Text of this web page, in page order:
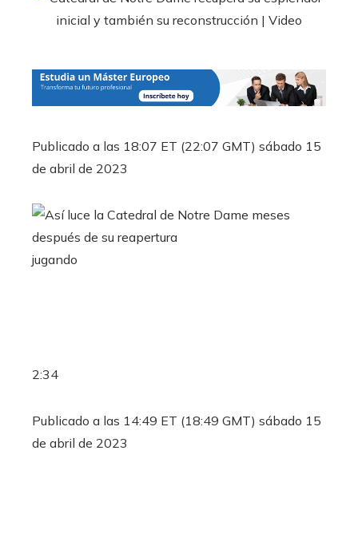
Publicado a las 18:07 ET (22:07 GMT) sábado 15
de abril de 2023
jugando
2:34
Publicado a las 14:49 ET (18:49 GMT) sábado 15
de abril de 2023